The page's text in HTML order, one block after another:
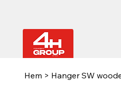
Hem > Hanger SW